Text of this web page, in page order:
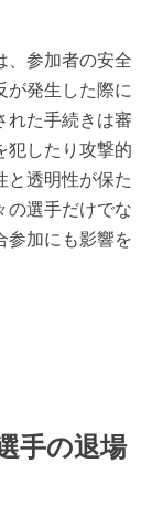
、参加者の安全
が発生した際に
れた手続きは審
犯したり攻撃的
と透明性が保た
の選手だけでな
参加にも影響を
手の退場